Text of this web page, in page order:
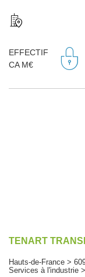
EFFECTIF
CA M€
TENART
Hauts-de-France >
Services à l'industrie